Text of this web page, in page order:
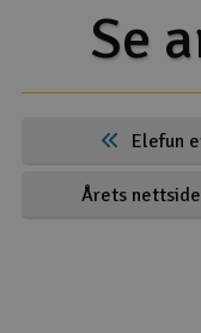
Se
Elefun
Årets